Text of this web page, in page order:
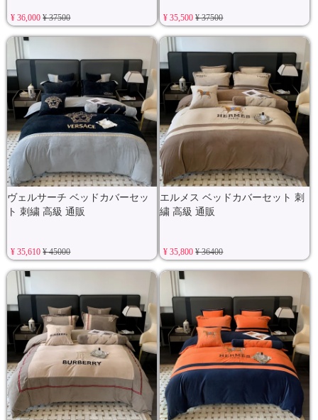
¥ 36,000¥ 37500 ¥ 35,500¥ 37500
ヴェルサーチ ベッドカバーセッ
ト 刺繍 高級 通販
¥ 35,610¥ 45000
エルメス ベッドカバーセット 刺
繍 高級 通販
¥ 35,800¥ 36400